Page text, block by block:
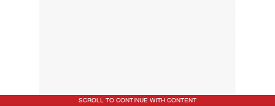
SCROLL TO CONTINUE WITH CONTENT